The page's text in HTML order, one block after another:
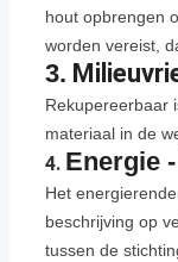
hout opbrengen
worden vereist,
3.
Rekupereerbaar
materiaal in de
4. Energie
Het
beschrijving op
tussen de